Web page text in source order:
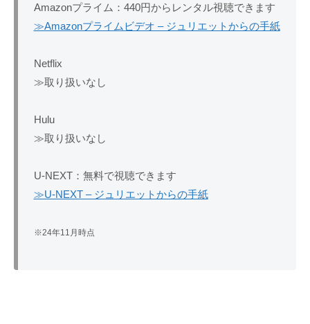
Amazonプライム：440円からレンタル視聴できます
≫Amazonプライムビデオ – ジュリエットからの手紙
Netflix
≫取り扱いなし
Hulu
≫取り扱いなし
U-NEXT：無料で視聴できます
≫U-NEXT – ジュリエットからの手紙
※24年11月時点